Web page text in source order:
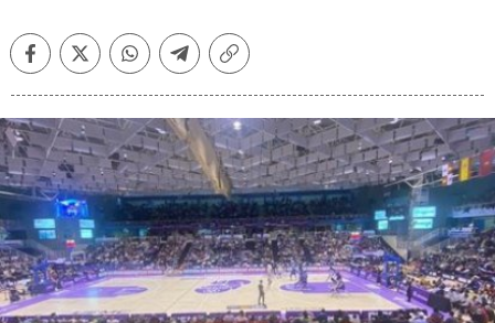
FacebookTwitterWhatsappTelegramCopiar